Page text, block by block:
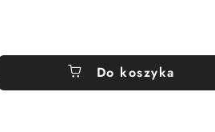
Do koszyka